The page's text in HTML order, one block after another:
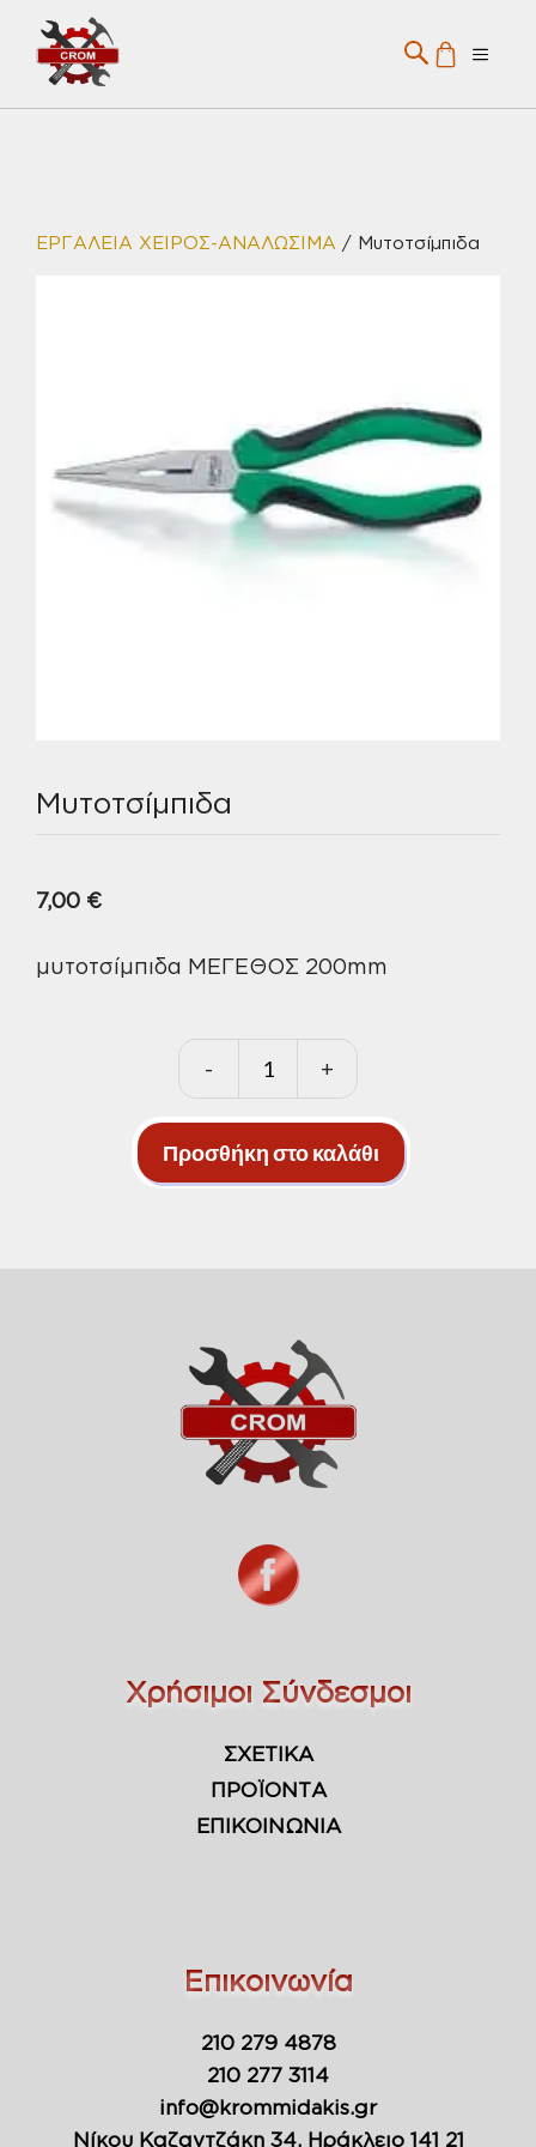
Μετάβαση
περιεχόμενο
Menu
ΕΡΓΑΛΕΙΑ ΧΕΙΡΟΣ-ΑΝΑΛΩΣΙΜΑ / Μυτοτσίμπιδα
Μυτοτσίμπιδα
7,00 €
μυτοτσίμπιδα ΜΕΓΕΘΟΣ 200mm
-
Μυτοτσίμπιδα
ποσότητα
+
Προσθήκη στο καλάθι
Χρήσιμοι Σύνδεσμοι
ΣΧΕΤΙΚΑ
ΠΡΟΪΟΝΤΑ
ΕΠΙΚΟΙΝΩΝΙΑ
Επικοινωνία
210 279 4878
210 277 3114
info@krommidakis.gr
Νίκου Καζαντζάκη 34, Ηράκλειο 141 21